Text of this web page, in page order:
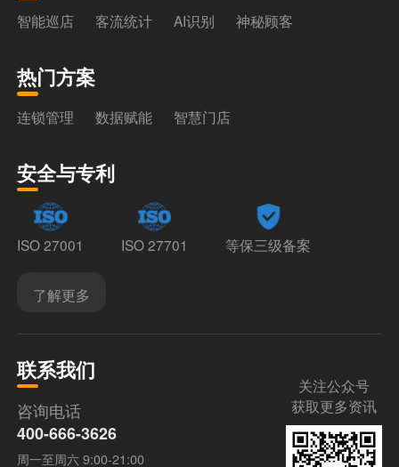
智能巡店 客流统计 AI识别 神秘顾客
热门方案
连锁管理 数据赋能 智慧门店
安全与专利
ISO 27001 ISO 27701 等保三级备案
了解更多
联系我们
咨询电话
400-666-3626
周一至周六 9:00-21:00
关注公众号
获取更多资讯